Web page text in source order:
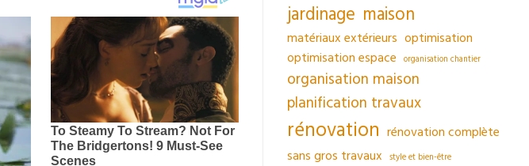
jardinage maison
matériaux extérieurs optimisation
optimisation espace
organisation chantier
organisation maison
planification travaux
rénovation rénovation complète
sans gros travaux
style et bien-être